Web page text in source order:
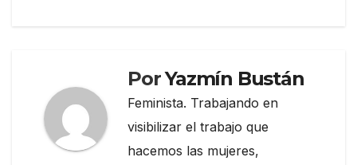
PorYazmín Bustán
Feminista. Trabajando en
visibilizar el trabajo que
hacemos las mujeres,